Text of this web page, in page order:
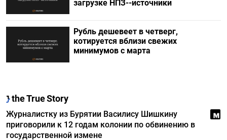
загрузке НПЗ--источники
Рубль дешевеет в четверг,
котируется вблизи свежих
минимумов с марта